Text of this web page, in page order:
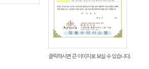
클릭하시면큰 이미지로 보실 수 있습니다.